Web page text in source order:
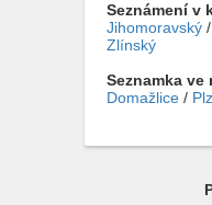
Seznámení v
Jihomoravský /
Zlínský
Seznamka ve
Domažlice /